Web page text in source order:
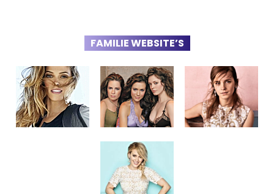
FAMILIE WEBSITE’S